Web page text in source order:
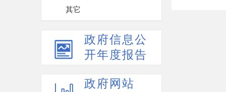
其它
政府信息公
开年度报告
政府网站